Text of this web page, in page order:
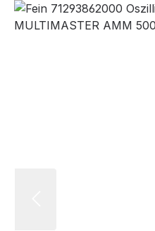
Bildergalerie überspringen